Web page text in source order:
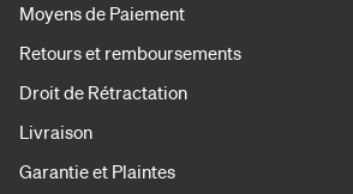
Moyens de Paiement
Retours et remboursements
Droit de Rétractation
Livraison
Garantie et Plaintes